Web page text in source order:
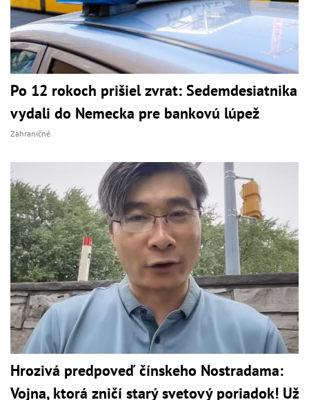
Po 12 rokoch prišiel zvrat: Sedemdesiatnika
vydali do Nemecka pre bankovú lúpež
Zahraničné
Hrozivá predpoveď čínskeho Nostradama:
Vojna, ktorá zničí starý svetový poriadok! Už